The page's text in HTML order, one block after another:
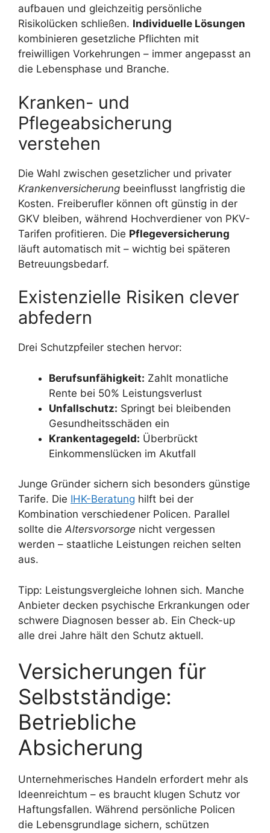
aufbauen und gleichzeitig persönliche
Risikolücken schließen. Individuelle Lösungen
kombinieren gesetzliche Pflichten mit
freiwilligen Vorkehrungen – immer angepasst an
die Lebensphase und Branche.
Kranken- und
Pflegeabsicherung
verstehen
Die Wahl zwischen gesetzlicher und privater
Krankenversicherung beeinflusst langfristig die
Kosten. Freiberufler können oft günstig in der
GKV bleiben, während Hochverdiener von PKV-
Tarifen profitieren. Die Pflegeversicherung
läuft automatisch mit – wichtig bei späteren
Betreuungsbedarf.
Existenzielle Risiken clever
abfedern
Drei Schutzpfeiler stechen hervor:
Berufsunfähigkeit: Zahlt monatliche
Rente bei 50% Leistungsverlust
Unfallschutz: Springt bei bleibenden
Gesundheitsschäden ein
Krankentagegeld: Überbrückt
Einkommenslücken im Akutfall
Junge Gründer sichern sich besonders günstige
Tarife. Die IHK-Beratung hilft bei der
Kombination verschiedener Policen. Parallel
sollte dieAltersvorsorge nicht vergessen
werden – staatliche Leistungen reichen selten
aus.
Tipp: Leistungsvergleiche lohnen sich. Manche
Anbieter decken psychische Erkrankungen oder
schwere Diagnosen besser ab. Ein Check-up
alle drei Jahre hält den Schutz aktuell.
Versicherungen für
Selbstständige:
Betriebliche
Absicherung
Unternehmerisches Handeln erfordert mehr als
Ideenreichtum – es braucht klugen Schutz vor
Haftungsfallen. Während persönliche Policen
die Lebensgrundlage sichern, schützen